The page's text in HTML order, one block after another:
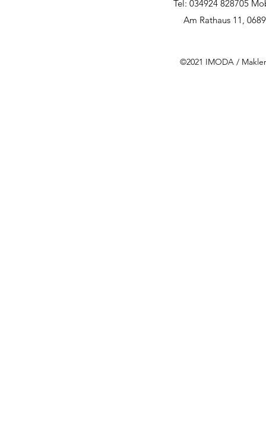
Tel: 034924 828705
Am Rathaus 11,
©2021 IMODA /